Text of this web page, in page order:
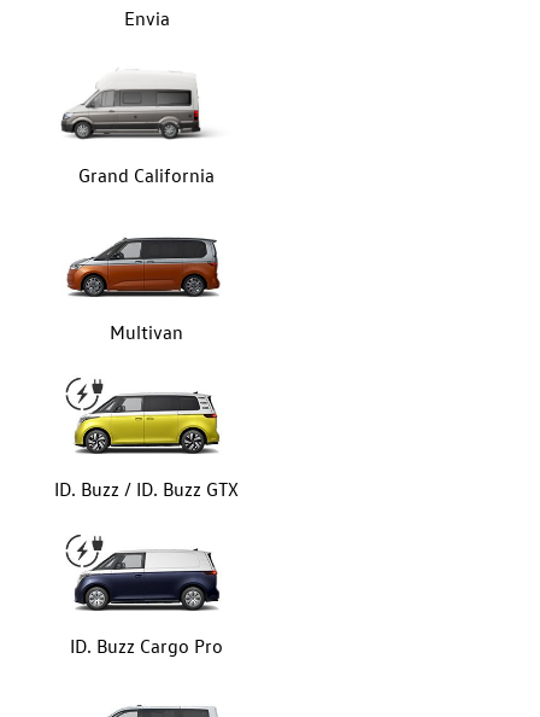
Envia
Grand California
Multivan
ID. Buzz / ID. Buzz GTX
ID. Buzz Cargo Pro